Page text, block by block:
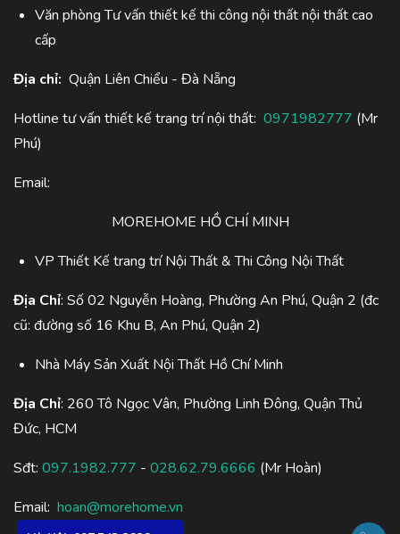
Văn phòng Tư vấn thiết kế thi công nội thất nội thất cao
cấp
Địa chỉ: Quận Liên Chiểu - Đà Nẵng
Hotline tư vấn thiết kế trang trí nội thất: 0971982777 (Mr
Phú)
Email:
MOREHOME HỒ CHÍ MINH
VP Thiết Kế trang trí Nội Thất & Thi Công Nội Thất
Địa Chỉ: Số 02 Nguyễn Hoàng, Phường An Phú, Quận 2 (đc
cũ: đường số 16 Khu B, An Phú, Quận 2)
Nhà Máy Sản Xuất Nội Thất Hồ Chí Minh
Địa Chỉ: 260 Tô Ngọc Vân, Phường Linh Đông, Quận Thủ
Đức, HCM
Sđt: 097.1982.777 - 028.62.79.6666 (Mr Hoàn)
Email: hoan@morehome.vn